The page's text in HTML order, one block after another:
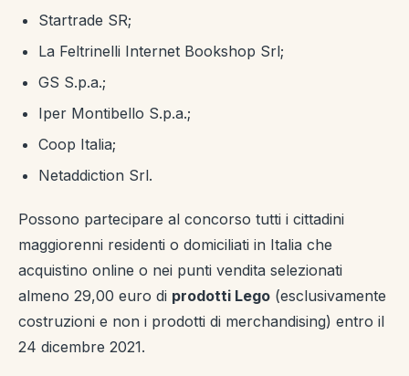
Startrade SR;
La Feltrinelli Internet Bookshop Srl;
GS S.p.a.;
Iper Montibello S.p.a.;
Coop Italia;
Netaddiction Srl.
Possono partecipare al concorso tutti i cittadini
maggiorenni residenti o domiciliati in Italia che
acquistino online o nei punti vendita selezionati
almeno 29,00 euro di prodotti Lego (esclusivamente
costruzioni e non i prodotti di merchandising) entro il
24 dicembre 2021.